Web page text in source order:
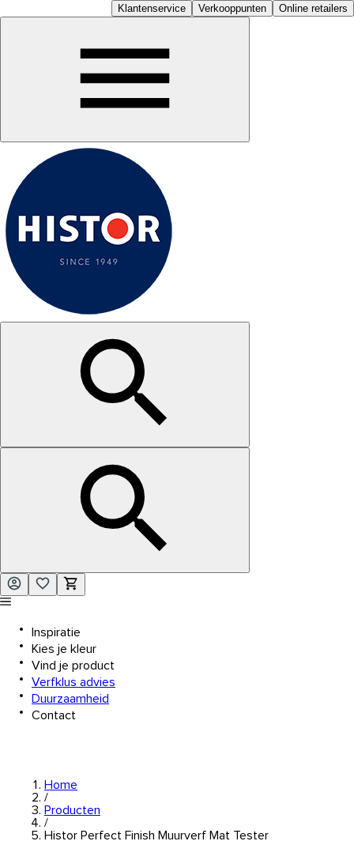
Klantenservice Verkooppunten Online retailers
Inspiratie
Kies je kleur
Vind je product
Verfklus advies
Duurzaamheid
Contact
Home
/
Producten
/
Histor Perfect Finish Muurverf Mat Tester